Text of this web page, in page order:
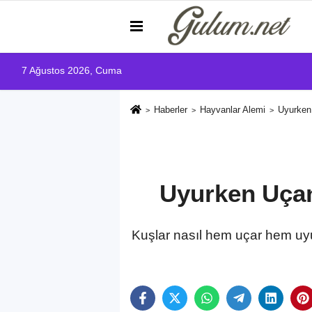
7 Ağustos 2026, Cuma
Haberler Hayvanlar Alemi
Uyurken
Kuşlar nasıl hem uçar hem